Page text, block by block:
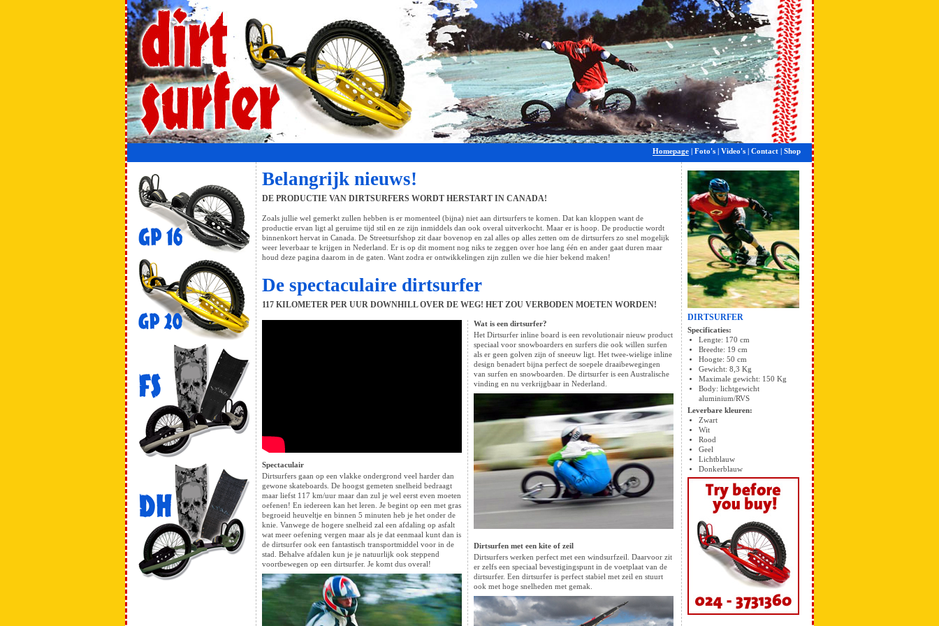
Homepage Foto's Video's Contact Shop
Belangrijk nieuws!
DE PRODUCTIE VAN DIRTSURFERS WORDT HERSTART IN CANADA!
Zoals jullie wel gemerkt zullen hebben is er momenteel (bijna) niet aan dirtsurfers te komen. Dat kan kloppen want de
productie ervan ligt al geruime tijd stil en ze zijn inmiddels dan ook overal uitverkocht. Maar er is hoop. De productie wordt
binnenkort hervat in Canada. De Streetsurfshop zit daar bovenop en zal alles op alles zetten om de dirtsurfers zo snel mogelijk
weer leverbaar te krijgen in Nederland. Er is op dit moment nog niks te zeggen over hoe lang één en ander gaat duren maar
houd deze pagina daarom in de gaten. Want zodra er ontwikkelingen zijn zullen we die hier bekend maken!
De spectaculaire dirtsurfer
117 KILOMETER PER UUR DOWNHILL OVER DE WEG! HET ZOU VERBODEN MOETEN WORDEN!
Spectaculair
Dirtsurfers gaan op een vlakke ondergrond veel harder dan
gewone skateboards. De hoogst gemeten snelheid bedraagt
maar liefst 117 km/uur maar dan zul je wel eerst even moeten
oefenen! En iedereen kan het leren. Je begint op een met gras
begroeid heuveltje en binnen 5 minuten heb je het onder de
knie. Vanwege de hogere snelheid zal een afdaling op asfalt
wat meer oefening vergen maar als je dat eenmaal kunt dan is
de dirtsurfer ook een fantastisch transportmiddel voor in de
stad. Behalve afdalen kun je je natuurlijk ook steppend
voortbewegen op een dirtsurfer. Je komt dus overal!
Wat is een dirtsurfer?
Het Dirtsurfer inline board is een revolutionair nieuw product
speciaal voor snowboarders en surfers die ook willen surfen
als er geen golven zijn of sneeuw ligt. Het twee-wielige inline
design benadert bijna perfect de soepele draaibewegingen
van surfen en snowboarden. De dirtsurfer is een Australische
vinding en nu verkrijgbaar in Nederland.
Dirtsurfen met een kite of zeil
Dirtsurfers werken perfect met een windsurfzeil. Daarvoor zit
er zelfs een speciaal bevestigingspunt in de voetplaat van de
dirtsurfer. Een dirtsurfer is perfect stabiel met zeil en stuurt
ook met hoge snelheden met gemak.
DIRTSURFER
Specificaties:
Lengte: 170 cm
Breedte: 19 cm
Hoogte: 50 cm
Gewicht: 8,3 Kg
Maximale gewicht: 150 Kg
Body: lichtgewicht
aluminium/RVS
Leverbare kleuren:
Zwart
Wit
Rood
Geel
Lichtblauw
Donkerblauw